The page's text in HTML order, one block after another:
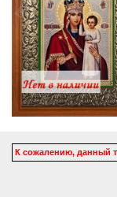
К сожалению, данный